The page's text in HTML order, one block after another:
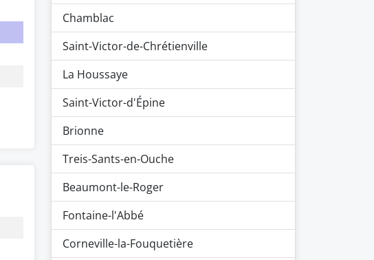
Chamblac
Saint-Victor-de-Chrétienville
La Houssaye
Saint-Victor-d'Épine
Brionne
Treis-Sants-en-Ouche
Beaumont-le-Roger
Fontaine-l'Abbé
Corneville-la-Fouquetière